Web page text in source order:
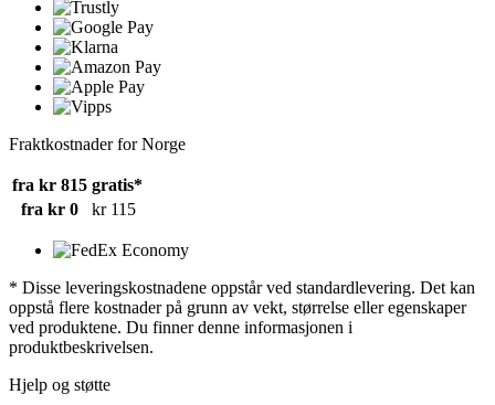
Fraktkostnader for Norge
fra kr 815 gratis*
fra kr 0
kr 115
* Disse leveringskostnadene oppstår ved standardlevering. Det kan
oppstå flere kostnader på grunn av vekt, størrelse eller egenskaper
ved produktene. Du finner denne informasjonen i
produktbeskrivelsen.
Hjelp og støtte